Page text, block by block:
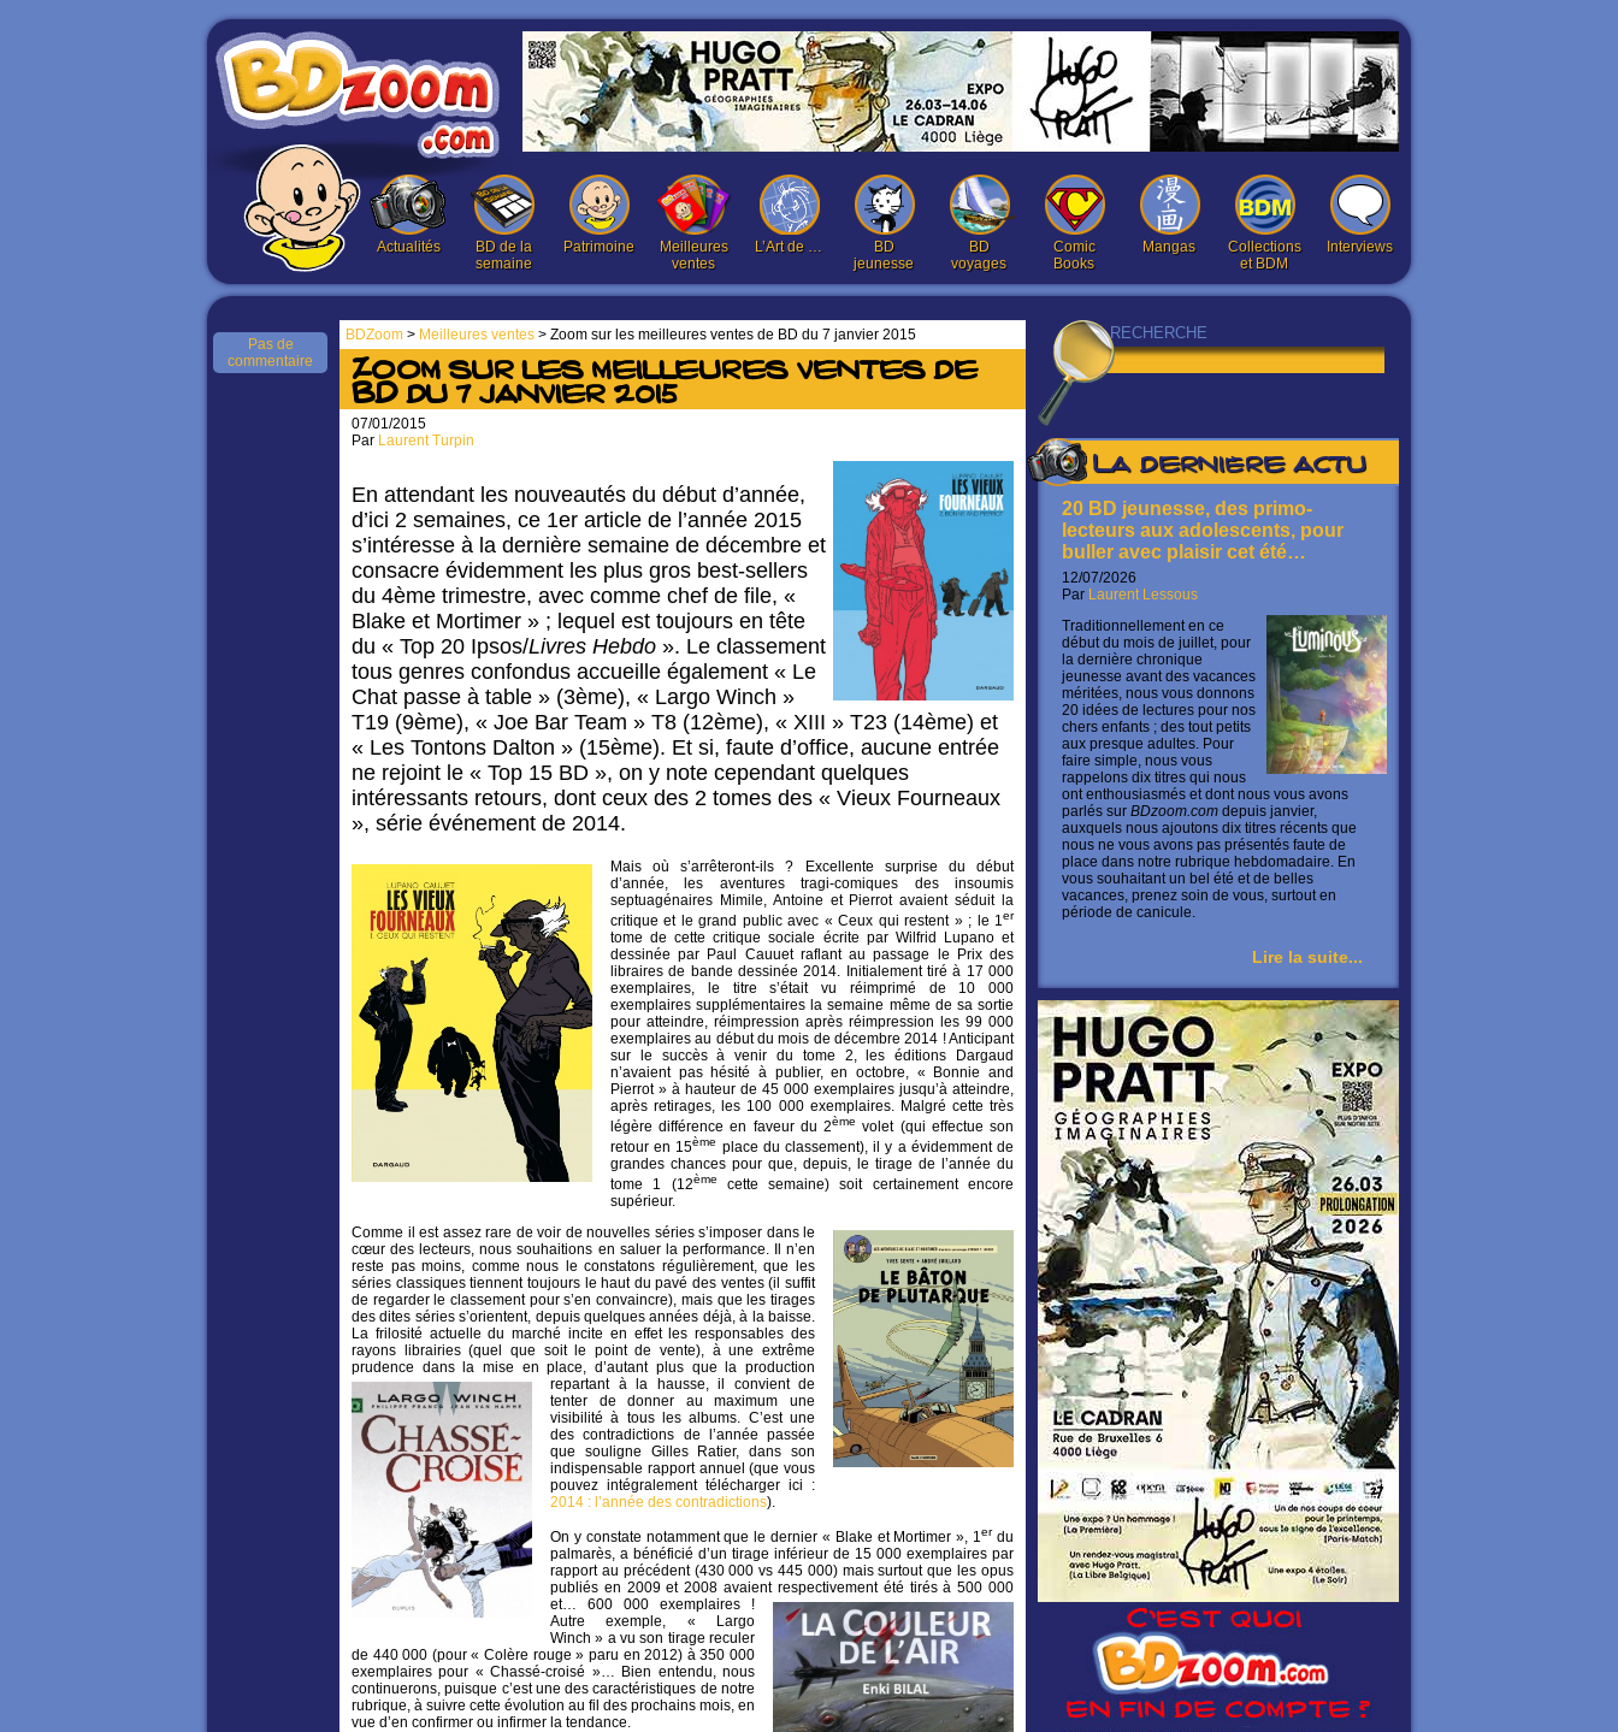
Actualités
BD de la
semaine
Patrimoine
Meilleures
ventes
L’Art de …
BD
jeunesse
BD
voyages
Comic
Books
Mangas
Collections
et BDM
Interviews
La dernière actu
20 BD jeunesse, des primo-
lecteurs aux adolescents, pour
buller avec plaisir cet été…
12/07/2026
Par Laurent Lessous
Traditionnellement en ce
début du mois de juillet, pour
la dernière chronique
jeunesse avant des vacances
méritées, nous vous donnons
20 idées de lectures pour nos
chers enfants ; des tout petits
aux presque adultes. Pour
faire simple, nous vous
rappelons dix titres qui nous
ont enthousiasmés et dont nous vous avons
parlés sur BDzoom.com depuis janvier,
auxquels nous ajoutons dix titres récents que
nous ne vous avons pas présentés faute de
place dans notre rubrique hebdomadaire. En
vous souhaitant un bel été et de belles
vacances, prenez soin de vous, surtout en
période de canicule.
Lire la suite...
BDZoom > Meilleures ventes > Zoom sur les meilleures ventes de BD du 7 janvier 2015
Pas de
commentaire
Zoom sur les meilleures ventes de
BD du 7 janvier 2015
07/01/2015
Par Laurent Turpin
En attendant les nouveautés du début d’année,
d’ici 2 semaines, ce 1er article de l’année 2015
s’intéresse à la dernière semaine de décembre et
consacre évidemment les plus gros best-sellers
du 4ème trimestre, avec comme chef de file, «
Blake et Mortimer » ; lequel est toujours en tête
du « Top 20 Ipsos/Livres Hebdo ». Le classement
tous genres confondus accueille également « Le
Chat passe à table » (3ème), « Largo Winch »
T19 (9ème), « Joe Bar Team » T8 (12ème), « XIII » T23 (14ème) et
« Les Tontons Dalton » (15ème). Et si, faute d’office, aucune entrée
ne rejoint le « Top 15 BD », on y note cependant quelques
intéressants retours, dont ceux des 2 tomes des « Vieux Fourneaux
», série événement de 2014.
Mais où s’arrêteront-ils ? Excellente surprise du début
d’année, les aventures tragi-comiques des insoumis
septuagénaires Mimile, Antoine et Pierrot avaient séduit la
critique et le grand public avec « Ceux qui restent » ; le 1er
tome de cette critique sociale écrite par Wilfrid Lupano et
dessinée par Paul Cauuet raflant au passage le Prix des
libraires de bande dessinée 2014. Initialement tiré à 17 000
exemplaires, le titre s’était vu réimprimé de 10 000
exemplaires supplémentaires la semaine même de sa sortie
pour atteindre, réimpression après réimpression les 99 000
exemplaires au début du mois de décembre 2014 ! Anticipant
sur le succès à venir du tome 2, les éditions Dargaud
n’avaient pas hésité à publier, en octobre, « Bonnie and
Pierrot » à hauteur de 45 000 exemplaires jusqu’à atteindre,
après retirages, les 100 000 exemplaires. Malgré cette très
légère différence en faveur du 2ème volet (qui effectue son
retour en 15ème place du classement), il y a évidemment de
grandes chances pour que, depuis, le tirage de l’année du
tome 1 (12ème
cette semaine) soit certainement encore
supérieur.
Comme il est assez rare de voir de nouvelles séries s’imposer dans le
cœur des lecteurs, nous souhaitions en saluer la performance. Il n’en
reste pas moins, comme nous le constatons régulièrement, que les
séries classiques tiennent toujours le haut du pavé des ventes (il suffit
de regarder le classement pour s’en convaincre), mais que les tirages
des dites séries s’orientent, depuis quelques années déjà, à la baisse.
La frilosité actuelle du marché incite en effet les responsables des
rayons librairies (quel que soit le point de vente), à une extrême
prudence dans la mise en place, d’autant plus que la production
repartant à la hausse, il convient de
tenter de donner au maximum une
visibilité à tous les albums. C’est une
des contradictions de l’année passée
que souligne Gilles Ratier, dans son
indispensable rapport annuel (que vous
pouvez intégralement télécharger ici :
2014 : l’année des contradictions).
On y constate notamment que le dernier « Blake et Mortimer », 1er du
palmarès, a bénéficié d’un tirage inférieur de 15 000 exemplaires par
rapport au précédent (430 000 vs 445 000) mais surtout que les opus
publiés en 2009 et 2008 avaient respectivement été tirés à 500 000
et… 600 000 exemplaires !
Autre exemple, « Largo
Winch » a vu son tirage reculer
de 440 000 (pour « Colère rouge » paru en 2012) à 350 000
exemplaires pour « Chassé-croisé »… Bien entendu, nous
continuerons, puisque c’est une des caractéristiques de notre
rubrique, à suivre cette évolution au fil des prochains mois, en
vue d’en confirmer ou infirmer la tendance.